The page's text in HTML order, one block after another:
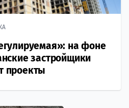
на фоне
застройщики
проекты